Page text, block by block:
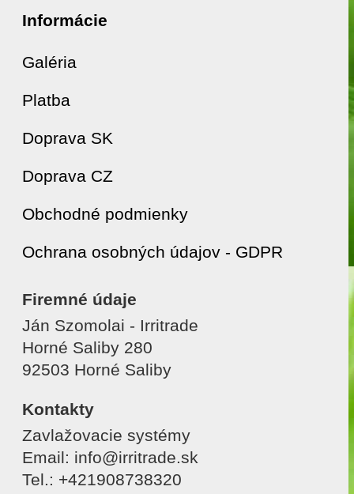
Informácie
Galéria
Platba
Doprava SK
Doprava CZ
Obchodné podmienky
Ochrana osobných údajov - GDPR
Firemné údaje
Ján Szomolai - Irritrade
Horné Saliby 280
92503 Horné Saliby
Kontakty
Zavlažovacie systémy
Email: info@irritrade.sk
Tel.: +421908738320